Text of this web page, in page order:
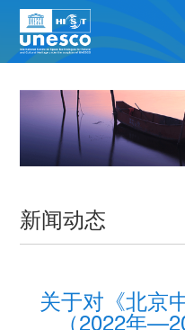
新闻动态
关于对《北京
（2022年